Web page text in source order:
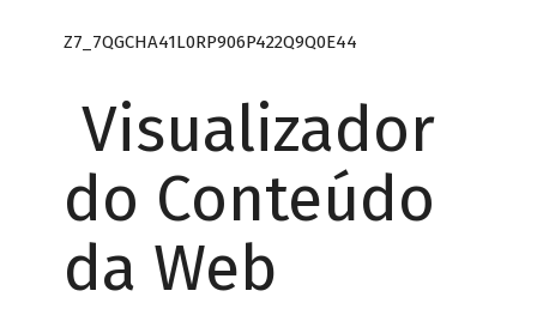
Z7_7QGCHA41L0RP906P422Q9Q0E44
Visualizador
do Conteúdo
da Web